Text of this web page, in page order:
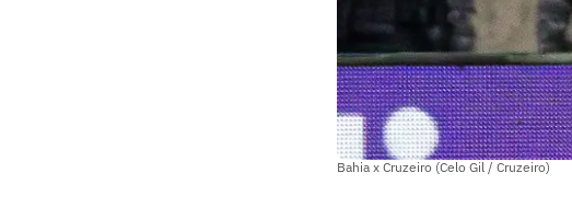
Bahia x Cruzeiro (Celo Gil / Cruzeiro)